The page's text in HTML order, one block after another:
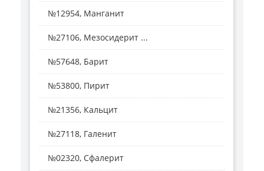
№12954, Манганит
№27106, Мезосидерит ...
№57648, Барит
№53800, Пирит
№21356, Кальцит
№27118, Галенит
№02320, Сфалерит